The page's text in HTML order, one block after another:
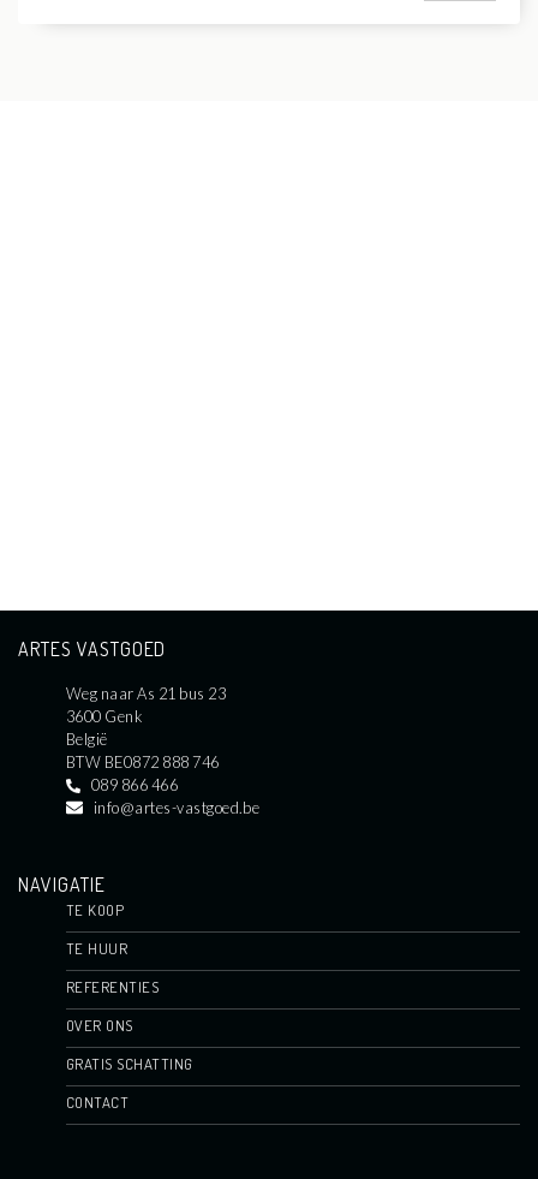
ARTES VASTGOED
Weg naar As 21 bus 23
3600 Genk
België
BTW BE0872 888 746
089 866 466
info@artes-vastgoed.be
NAVIGATIE
TE KOOP
TE HUUR
REFERENTIES
OVER ONS
GRATIS SCHATTING
CONTACT